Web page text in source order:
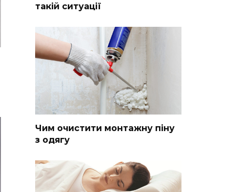
такій ситуації
Чим очистити монтажну піну
з одягу